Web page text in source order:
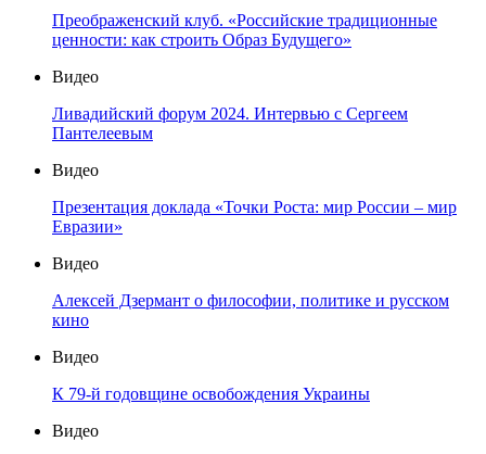
Преображенский клуб. «Российские традиционные
ценности: как строить Образ Будущего»
Видео
Ливадийский форум 2024. Интервью с Сергеем
Пантелеевым
Видео
Презентация доклада «Точки Роста: мир России – мир
Евразии»
Видео
Алексей Дзермант о философии, политике и русском
кино
Видео
К 79-й годовщине освобождения Украины
Видео